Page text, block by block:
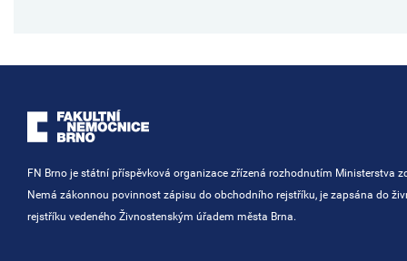
FN Brno je státní příspěvková organizace zřízená rozhodnutím Ministerstva
Nemá zákonnou povinnost zápisu do obchodního rejstříku, je zapsána do
rejstříku vedeného Živnostenským úřadem města Brna.